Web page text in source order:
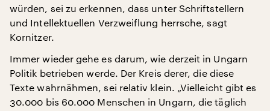
würden, sei zu erkennen, dass unter Schriftstellern
und Intellektuellen Verzweiflung herrsche, sagt
Kornitzer.
Immer wieder gehe es darum, wie derzeit in Ungarn
Politik betrieben werde. Der Kreis derer, die diese
Texte wahrnähmen, sei relativ klein. „Vielleicht gibt es
30.000 bis 60.000 Menschen in Ungarn, die täglich